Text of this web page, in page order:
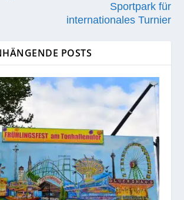
Sportpark für
internationales Turnier
POSTS